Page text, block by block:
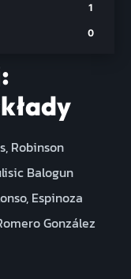
1
0
Robinson
Balogun
Espinoza
González